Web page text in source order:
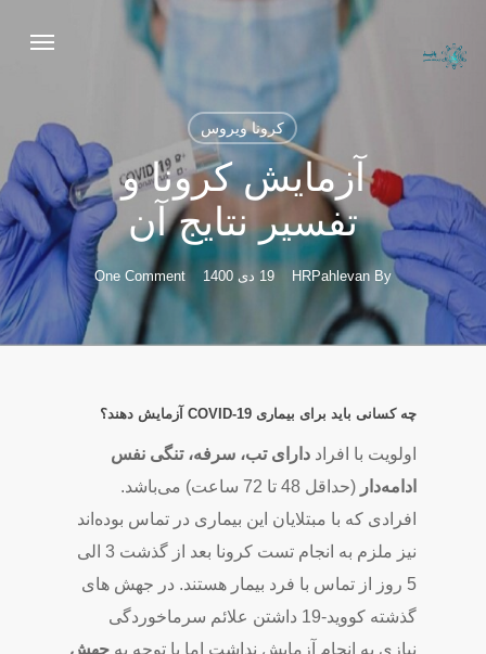
Menu
کرونا ویروس
آزمایش کرونا و
تفسیر نتایج آن
By
HRPahlevan 19 دی 1400 One Comment
چه کسانی باید برای بیماری COVID-19 آزمایش دهند؟
اولویت با افراد دارای تب، سرفه، تنگی نفس
ادامه‌دار
(حداقل 48 تا 72 ساعت) می‌باشد.
افرادی که با مبتلایان این بیماری در تماس بوده‌اند
نیز ملزم به انجام تست کرونا بعد از گذشت 3 الی
5 روز از تماس با فرد بیمار هستند. در جهش های
گذشته کووید-19 داشتن علائم سرماخوردگی
نیازی به انجام آزمایش نداشت اما با توجه به جهش